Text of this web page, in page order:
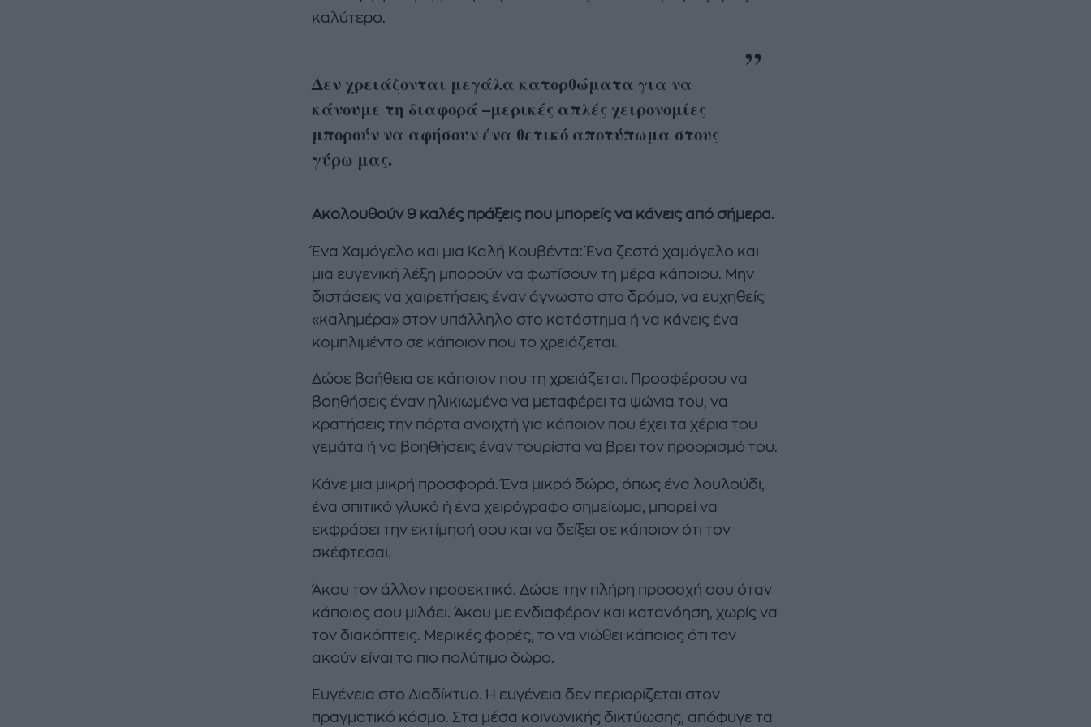
καλύτερο.
Δεν χρειάζονται μεγάλα κατορθώματα για να
κάνουμε τη διαφορά –μερικές απλές χειρονομίες
μπορούν να αφήσουν ένα θετικό αποτύπωμα στους
γύρω μας.
Ακολουθούν 9 καλές πράξεις που μπορείς να κάνεις από σήμερα.
Ένα Χαμόγελο και μια Καλή Κουβέντα: Ένα ζεστό χαμόγελο και
μια ευγενική λέξη μπορούν να φωτίσουν τη μέρα κάποιου. Μην
διστάσεις να χαιρετήσεις έναν άγνωστο στο δρόμο, να ευχηθείς
«καλημέρα» στον υπάλληλο στο κατάστημα ή να κάνεις ένα
κομπλιμέντο σε κάποιον που το χρειάζεται.
Δώσε βοήθεια σε κάποιον που τη χρειάζεται. Προσφέρσου να
βοηθήσεις έναν ηλικιωμένο να μεταφέρει τα ψώνια του, να
κρατήσεις την πόρτα ανοιχτή για κάποιον που έχει τα χέρια του
γεμάτα ή να βοηθήσεις έναν τουρίστα να βρει τον προορισμό του.
Κάνε μια μικρή προσφορά. Ένα μικρό δώρο, όπως ένα λουλούδι,
ένα σπιτικό γλυκό ή ένα χειρόγραφο σημείωμα, μπορεί να
εκφράσει την εκτίμησή σου και να δείξει σε κάποιον ότι τον
σκέφτεσαι.
Άκου τον άλλον προσεκτικά. Δώσε την πλήρη προσοχή σου όταν
κάποιος σου μιλάει. Άκου με ενδιαφέρον και κατανόηση, χωρίς να
τον διακόπτεις. Μερικές φορές, το να νιώθει κάποιος ότι τον
ακούν είναι το πιο πολύτιμο δώρο.
Ευγένεια στο Διαδίκτυο. Η ευγένεια δεν περιορίζεται στον
πραγματικό κόσμο. Στα μέσα κοινωνικής δικτύωσης, απόφυγε τα